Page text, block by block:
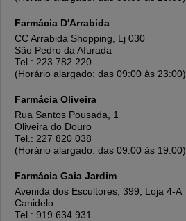
Farmácia D'Arrabida
CC Arrabida Shopping, Lj 030
São Pedro da Afurada
Tel.: 223 782 220
(Horário alargado: das 09:00 às 23:00)
Farmácia Oliveira
Rua Santos Pousada, 1
Oliveira do Douro
Tel.: 227 820 038
(Horário alargado: das 09:00 às 19:00)
Farmácia Gaia Jardim
Avenida dos Escultores, 399, Loja 4-A
Canidelo
Tel.: 919 634 931